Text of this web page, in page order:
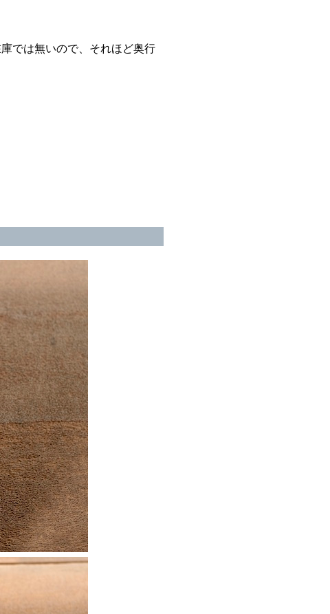
では無いので、それほど奥行